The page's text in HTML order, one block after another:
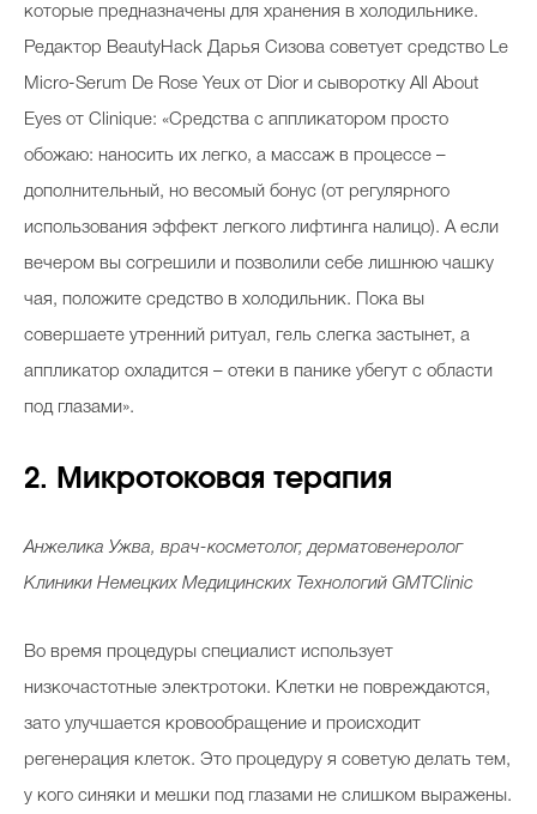
Хит недели от визажиста
Celebrity дня
Фотоальбом
Тесты
которые предназначены для хранения в холодильнике.
Редактор BeautyHack Дарья Сизова советует средство Le
Micro-Serum De Rose Yeux от Dior и сыворотку All About
Eyes от Clinique: «Средства с аппликатором просто
обожаю: наносить их легко, а массаж в процессе –
дополнительный, но весомый бонус (от регулярного
использования эффект легкого лифтинга налицо). А если
вечером вы согрешили и позволили себе лишнюю чашку
чая, положите средство в холодильник. Пока вы
совершаете утренний ритуал, гель слегка застынет, а
аппликатор охладится – отеки в панике убегут с области
под глазами».
2. Микротоковая терапия
Анжелика Ужва, врач-косметолог, дерматовенеролог
Клиники Немецких Медицинских Технологий GMTClinic
Во время процедуры специалист использует
низкочастотные электротоки. Клетки не повреждаются,
зато улучшается кровообращение и происходит
регенерация клеток. Это процедуру я советую делать тем,
у кого синяки и мешки под глазами не слишком выражены.